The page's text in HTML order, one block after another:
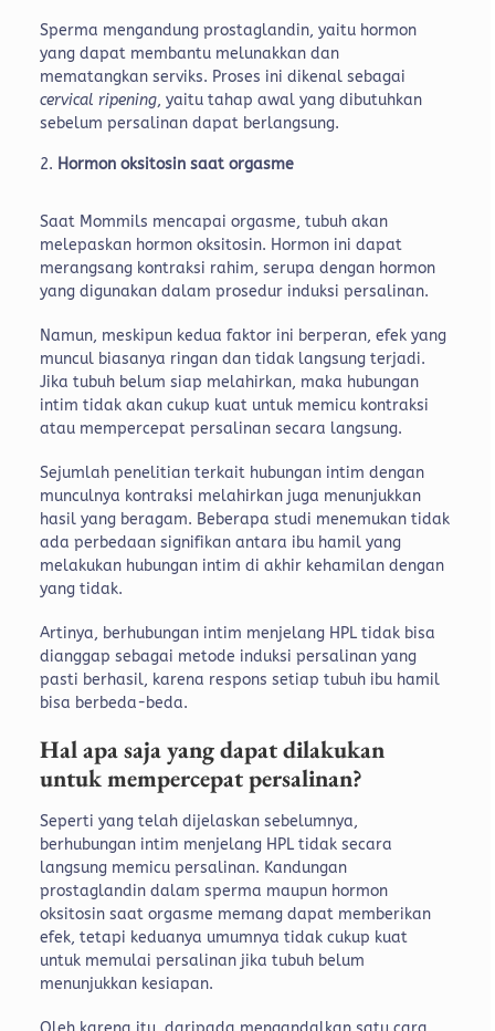
Sperma mengandung prostaglandin, yaitu hormon
yang dapat membantu melunakkan dan
mematangkan serviks. Proses ini dikenal sebagai
cervical ripening, yaitu tahap awal yang dibutuhkan
sebelum persalinan dapat berlangsung.
Hormon oksitosin saat orgasme
Saat Mommils mencapai orgasme, tubuh akan
melepaskan hormon oksitosin. Hormon ini dapat
merangsang kontraksi rahim, serupa dengan hormon
yang digunakan dalam prosedur induksi persalinan.
Namun, meskipun kedua faktor ini berperan, efek yang
muncul biasanya ringan dan tidak langsung terjadi.
Jika tubuh belum siap melahirkan, maka hubungan
intim tidak akan cukup kuat untuk memicu kontraksi
atau mempercepat persalinan secara langsung.
Sejumlah penelitian terkait hubungan intim dengan
munculnya kontraksi melahirkan juga menunjukkan
hasil yang beragam. Beberapa studi menemukan tidak
ada perbedaan signifikan antara ibu hamil yang
melakukan hubungan intim di akhir kehamilan dengan
yang tidak.
Artinya, berhubungan intim menjelang HPL tidak bisa
dianggap sebagai metode induksi persalinan yang
pasti berhasil, karena respons setiap tubuh ibu hamil
bisa berbeda-beda.
Hal apa saja yang dapat dilakukan
untuk mempercepat persalinan?
Seperti yang telah dijelaskan sebelumnya,
berhubungan intim menjelang HPL tidak secara
langsung memicu persalinan. Kandungan
prostaglandin dalam sperma maupun hormon
oksitosin saat orgasme memang dapat memberikan
efek, tetapi keduanya umumnya tidak cukup kuat
untuk memulai persalinan jika tubuh belum
menunjukkan kesiapan.